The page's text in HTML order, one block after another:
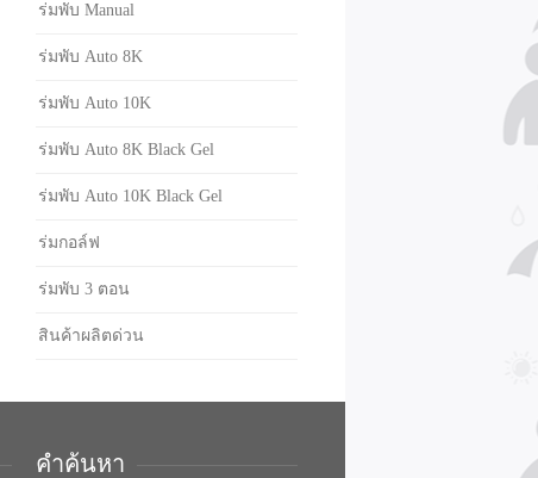
ร่มพับ Manual
ร่มพับ Auto 8K
ร่มพับ Auto 10K
ร่มพับ Auto 8K Black Gel
ร่มพับ Auto 10K Black Gel
ร่มกอล์ฟ
ร่มพับ 3 ตอน
สินค้าผลิตด่วน
คำค้นหา